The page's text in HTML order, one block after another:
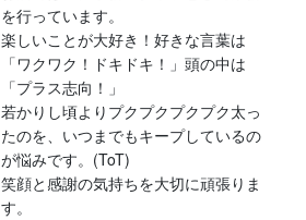
を行っています。
楽しいことが大好き！好きな言葉は
「ワクワク！ドキドキ！」頭の中は
「プラス志向！」
若かりし頃よりプクプクプクプク太っ
たのを、いつまでもキープしているの
が悩みです。(ToT)
笑顔と感謝の気持ちを大切に頑張りま
す。